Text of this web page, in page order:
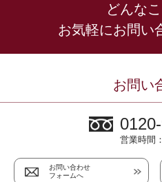
どんな
お気軽にお問い
お問い
営業時間
お問い合わせ
フォームへ